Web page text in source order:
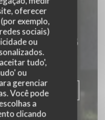
oferecer
exemplo,
sociais)
ou
tudo',
ou
gerenciar
Você pode
a
clicando
des Lilas
MESA